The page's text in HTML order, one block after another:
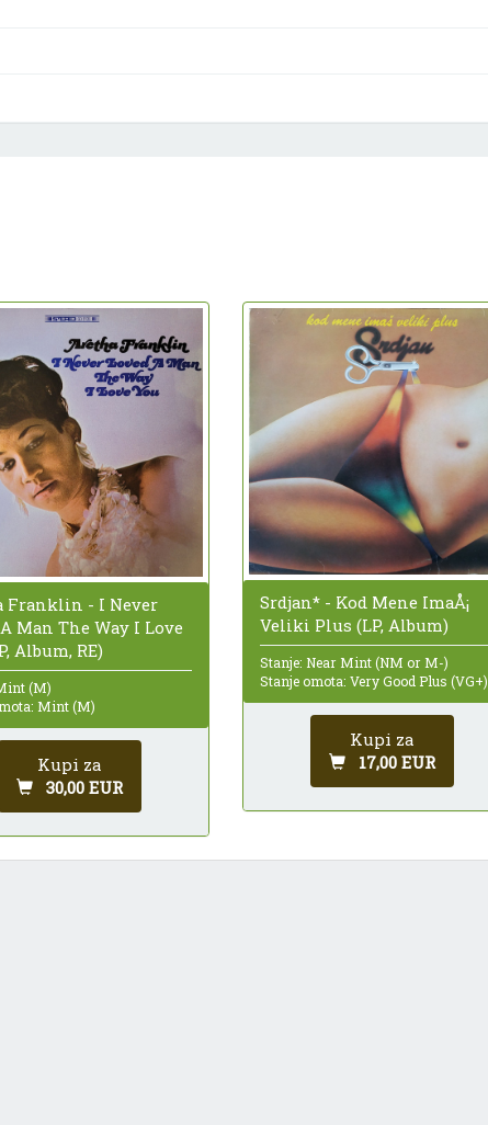
Franklin - I Never
Man The Way I Love
Album, RE)
(M)
Mint (M)
Kupi za
30,00 EUR
Srdjan* - Kod Mene ImaÅ¡
Veliki Plus (LP, Album)
Stanje: Near Mint (NM or M-)
Stanje omota: Very Good Plus (VG+)
Kupi za
17,00 EUR